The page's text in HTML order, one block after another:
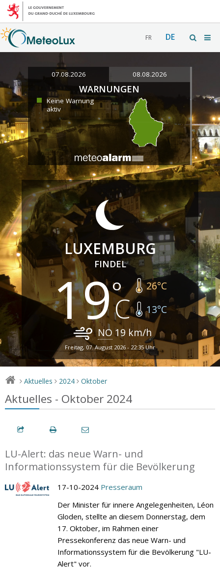
FR DE
07.08.2026 08.08.2026
WARNUNGEN
Keine Warnung
aktiv
LUXEMBURG
FINDEL
19 26°C
13°C
NO 19 km/h
Freitag, 07. August 2026 - 22:35 Uhr
> Aktuelles > 2024 > Oktober
Aktuelles - Oktober 2024
LU-Alert: das neue Warn- und
Informationssystem für die Bevölkerung
17-10-2024 Presseraum
Der Minister für innere Angelegenheiten, Léon
Gloden, stellte an diesem Donnerstag, dem
17. Oktober, im Rahmen einer
Pressekonferenz das neue Warn- und
Informationssystem für die Bevölkerung "LU-
Alert" vor.